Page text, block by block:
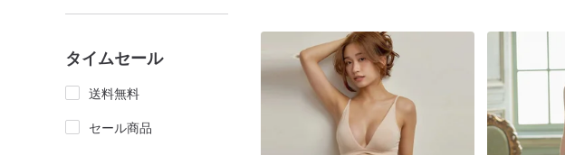
タイムセール
送料無料
セール商品